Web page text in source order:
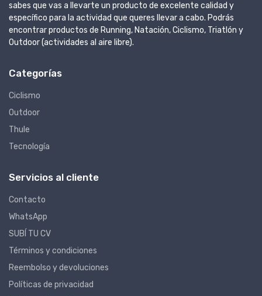
sabes que vas a llevarte un producto de excelente calidad y
específico para la actividad que queres llevar a cabo. Podrás
encontrar productos de Running, Natación, Ciclismo, Triatlón y
Outdoor (actividades al aire libre).
Categorías
Ciclismo
Outdoor
Thule
Tecnología
Servicios al cliente
Contacto
WhatsApp
SUBÍ TU CV
Términos y condiciones
Reembolso y devoluciones
Políticas de privacidad